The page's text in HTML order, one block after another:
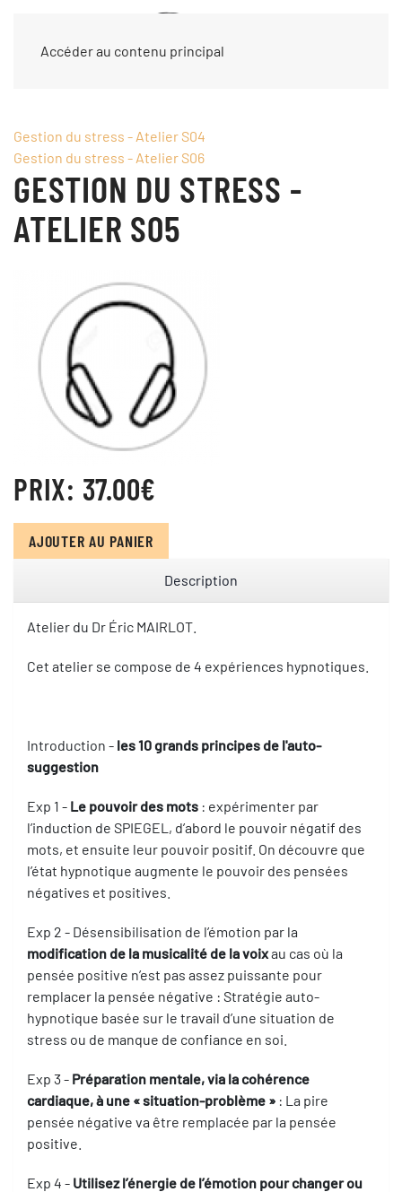
Accéder au contenu principal
Gestion du stress - Atelier S04
Gestion du stress - Atelier S06
GESTION DU STRESS -
ATELIER S05
PRIX: 37.00‎€
AJOUTER AU PANIER
Description
Atelier du Dr Éric MAIRLOT.
Cet atelier se compose de 4 expériences hypnotiques.
Introduction - les 10 grands principes de l'auto-
suggestion
Exp 1 - Le pouvoir des mots : expérimenter par
l’induction de SPIEGEL, d’abord le pouvoir négatif des
mots, et ensuite leur pouvoir positif. On découvre que
l’état hypnotique augmente le pouvoir des pensées
négatives et positives.
Exp 2 - Désensibilisation de l’émotion par la
modification de la musicalité de la voixau cas où la
pensée positive n’est pas assez puissante pour
remplacer la pensée négative : Stratégie auto-
hypnotique basée sur le travail d’une situation de
stress ou de manque de confiance en soi.
Exp 3 - Préparation mentale, via la cohérence
cardiaque, à une « situation-problème » : La pire
pensée négative va être remplacée par la pensée
positive.
Exp 4 - Utilisez l’énergie de l’émotion pour changer ou